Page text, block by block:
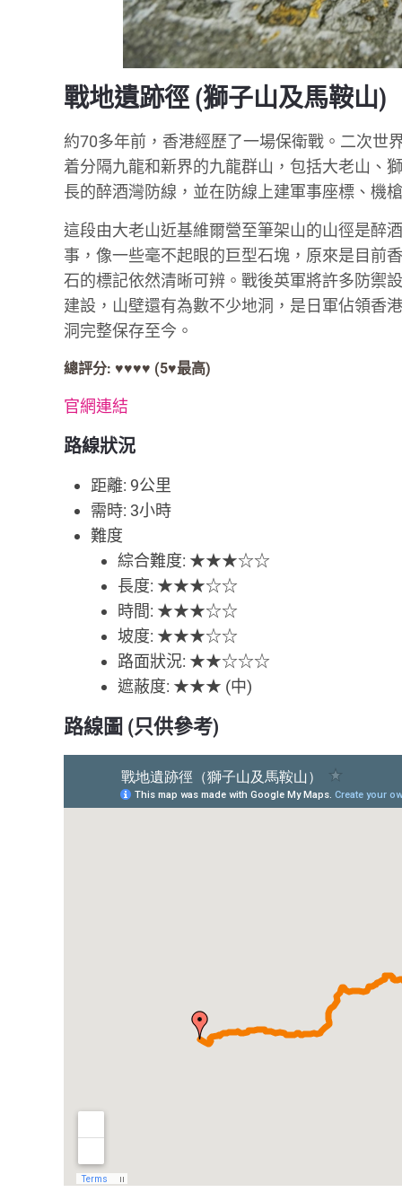
戰地遺跡徑 (獅子山及馬鞍山)
約70多年前，香港經歷了一場保衛戰。二次世
着分隔九龍和新界的九龍群山，包括大老山、
長的醉酒灣防線，並在防線上建軍事座標、機
這段由大老山近基維爾營至筆架山的山徑是醉
事，像一些毫不起眼的巨型石塊，原來是目前
石的標記依然清晰可辨。戰後英軍將許多防禦
建設，山壁還有為數不少地洞，是日軍佔領香
洞完整保存至今。
總評分: ♥♥♥♥ (5♥最高)
官網連結
路線狀況
距離: 9公里
需時: 3小時
難度
綜合難度: ★★★☆☆
長度: ★★★☆☆
時間: ★★★☆☆
坡度: ★★★☆☆
路面狀況: ★★☆☆☆
遮蔽度: ★★★ (中)
路線圖 (只供參考)